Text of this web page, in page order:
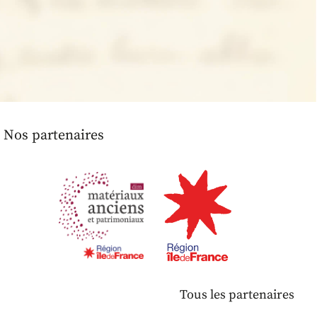
Nos partenaires
Tous les partenaires